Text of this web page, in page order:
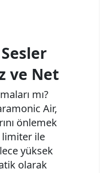
ve Net
mı?
Air,
önlemek
limiter ile
yüksek
olarak